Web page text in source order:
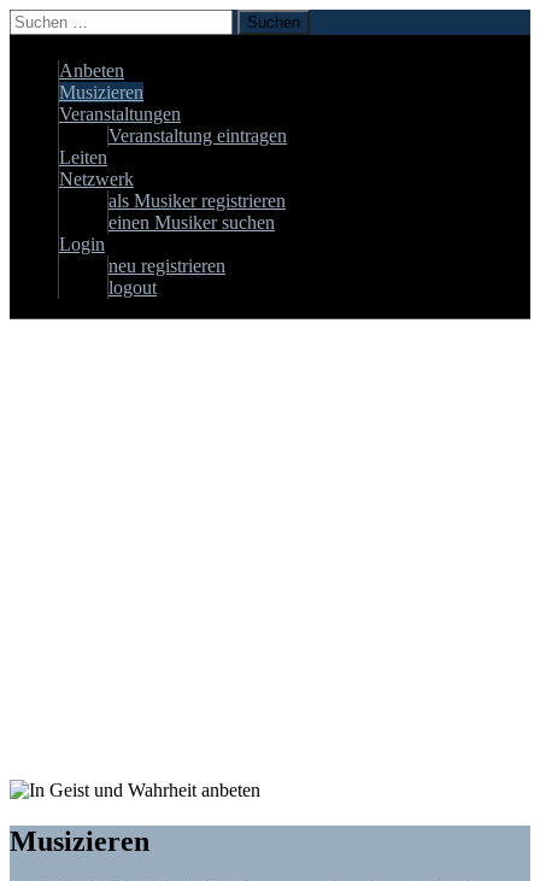
Suchen
nach:
springen
Anbeten
Musizieren
Veranstaltungen
Veranstaltung eintragen
Leiten
Netzwerk
als Musiker registrieren
einen Musiker suchen
Login
neu registrieren
logout
Musizieren